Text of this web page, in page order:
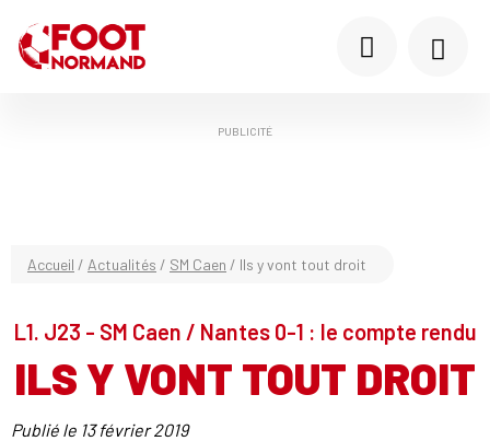
PUBLICITÉ
Accueil / Actualités / SM Caen / Ils y vont tout droit
L1. J23 - SM Caen / Nantes 0-1 : le compte rendu
ILS Y VONT TOUT DROIT
Publié le 13 février 2019